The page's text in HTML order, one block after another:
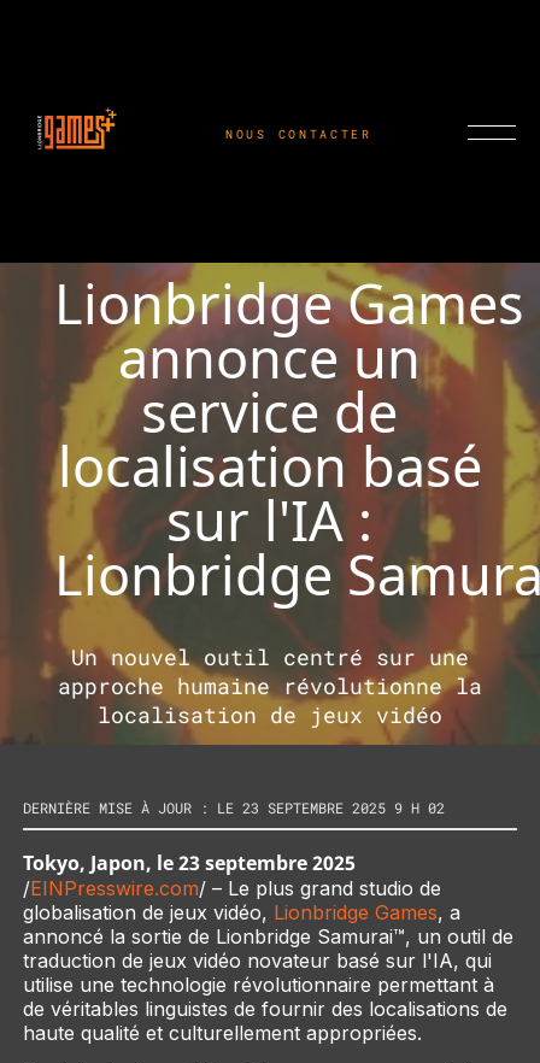
NOUS CONTACTER
Lionbridge Games
annonce un
service de
localisation basé
sur l'IA :
Lionbridge
Un nouvel outil centré sur une
approche humaine révolutionne la
localisation de jeux vidéo
DERNIÈRE MISE À JOUR : LE 23 SEPTEMBRE 2025 9 H 02
Tokyo, Japon, le 23 septembre 2025
/EINPresswire.com/ – Le plus grand studio de
globalisation de jeux vidéo, Lionbridge Games, a
annoncé la sortie de Lionbridge Samurai™, un outil de
traduction de jeux vidéo novateur basé sur l'IA, qui
utilise une technologie révolutionnaire permettant à
de véritables linguistes de fournir des localisations de
haute qualité et culturellement appropriées.